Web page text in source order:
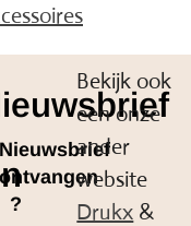
Nieuwsbrief
ontvangen
?
Bekijk ook
een onze
ander
website
Drukx &